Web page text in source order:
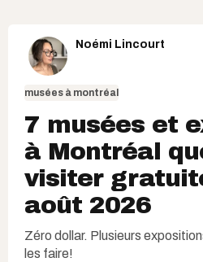
Noémi Lincourt
musées à montréal
7 musées et
à Montréal
visiter
août 2026
Zéro dollar. Plusieurs
les faire!